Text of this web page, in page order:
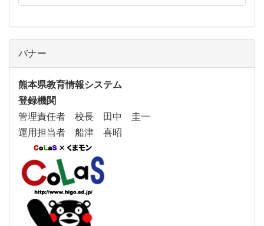
バナー
熊本県教育情報システム
登録機関
管理責任者 校長 田中 圭一
運用担当者 船津 喜昭